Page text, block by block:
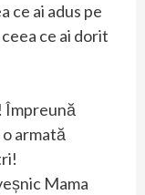
ce ai adus pe
ce ai dorit
Împreună
armată
Mama